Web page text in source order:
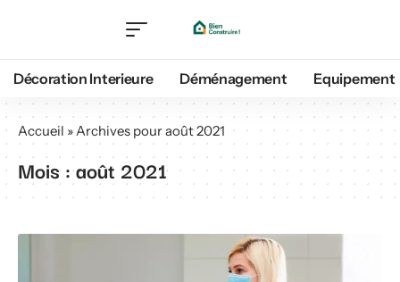
Décoration Interieure Déménagement Equipement
Accueil »Archives pour août 2021
Mois :août 2021